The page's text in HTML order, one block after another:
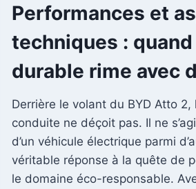
Performances et
techniques :
durable rime avec
Derrière le volant du BYD Atto 2,
conduite ne déçoit pas. Il ne
d’un véhicule électrique parmi
véritable réponse à la quête de
le domaine éco-responsable.